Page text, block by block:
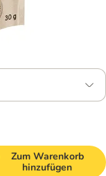
Zum Warenkorb
hinzufügen